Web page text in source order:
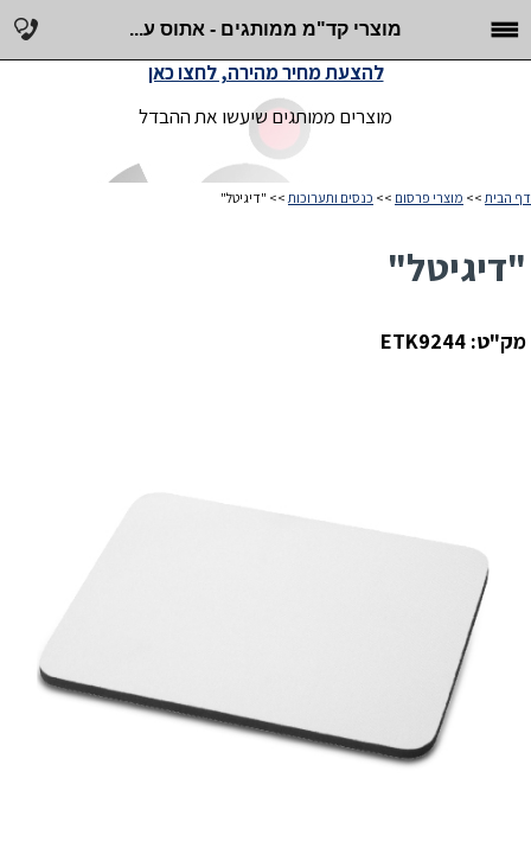
מוצרי קד"מ ממותגים - אתוס ע...
מוצרים ממותגים שיעשו את ההבדל
להצעת מחיר מהירה, לחצו כאן
דף הבית >> מוצרי פרסום >> כנסים ותערוכות >> "דיגיטל"
"דיגיטל"
מק"ט: ETK9244